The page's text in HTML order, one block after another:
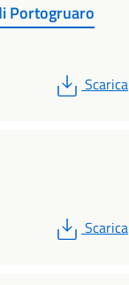
Portogruaro
PDF
Scarica
PDF
Scarica